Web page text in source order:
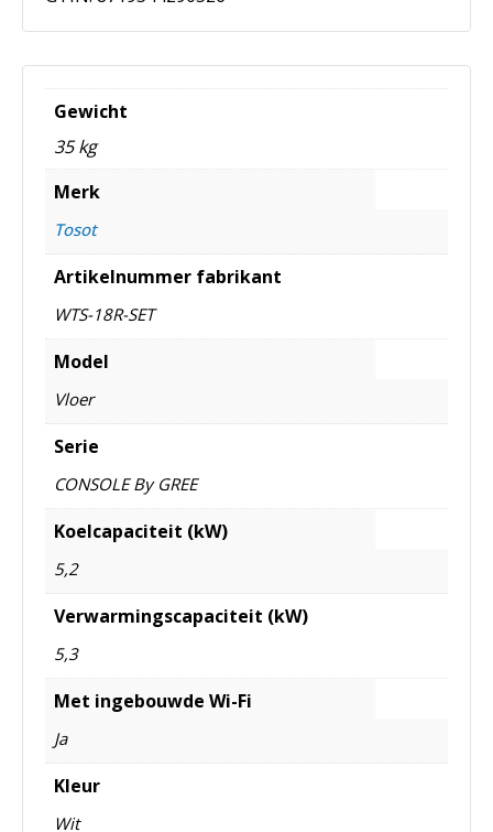
Gewicht
35 kg
Merk
Tosot
Artikelnummer fabrikant
WTS-18R-SET
Model
Vloer
Serie
CONSOLE By GREE
Koelcapaciteit (kW)
5,2
Verwarmingscapaciteit (kW)
5,3
Met ingebouwde Wi-Fi
Ja
Kleur
Wit